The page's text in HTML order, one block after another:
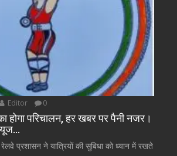
Editor 0
होगा परिचालन, हर खबर पर पैनी नजर।
प्रशासन ने यात्रियों की सुबिधा को ध्यान में रखते